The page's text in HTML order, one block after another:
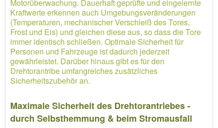
Motorüberwachung. Dauerhaft geprüfte und eingelernte
Kraftwerte erkennen auch Umgebungsveränderungen
(Temperaturen, mechanischer Verschleiß des Tores,
Frost und Eis) und gleichen diese aus, so dass die Tore
immer identisch schließen. Optimale Sicherheit für
Personen und Fahrzeuge ist dadurch jederzeit
gewährleistet. Darüber hinaus gibt es für den
Drehtorantribe umfangreiches zusätzliches
Sicherheitszubehör an.
Maximale Sicherheit des Drehtorantriebes -
durch Selbsthemmung & beim Stromausfall